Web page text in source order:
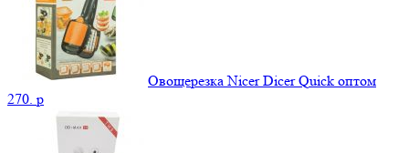
Овощерезка Nicer Dicer Quick оптом
270. p